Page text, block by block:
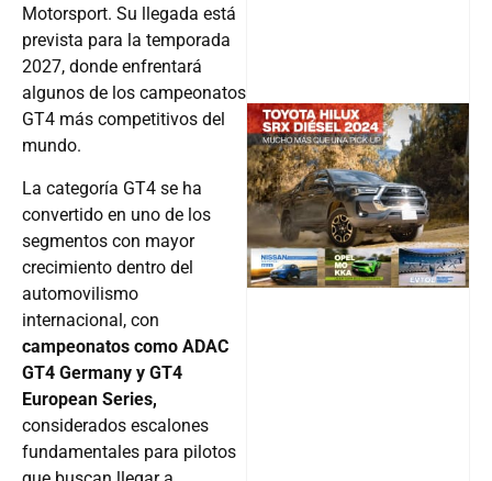
Motorsport. Su llegada está
prevista para la temporada
2027, donde enfrentará
algunos de los campeonatos
GT4 más competitivos del
mundo.
La categoría GT4 se ha
convertido en uno de los
segmentos con mayor
crecimiento dentro del
automovilismo
internacional, con
campeonatos como ADAC
GT4 Germany y GT4
European Series,
considerados escalones
fundamentales para pilotos
Follow